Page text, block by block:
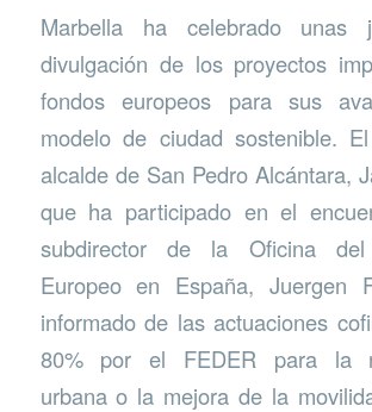
Marbella ha celebrado unas
divulgación de los proyectos
fondos europeos para sus
modelo de ciudad sostenible.
alcalde de San Pedro Alcántara,
que ha participado en el
subdirector de la Oficina del
Europeo en España, Juergen
informado de las actuaciones
80% por el FEDER para la
urbana o la mejora de la